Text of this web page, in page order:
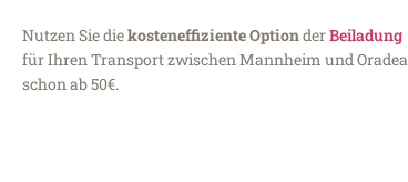
Nutzen Sie diekosteneffiziente OptionderBeiladung
für Ihren Transport zwischen Mannheim und Oradea
schon ab 50€.